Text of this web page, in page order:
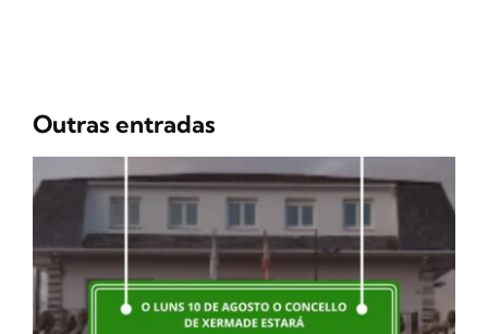
Outras entradas